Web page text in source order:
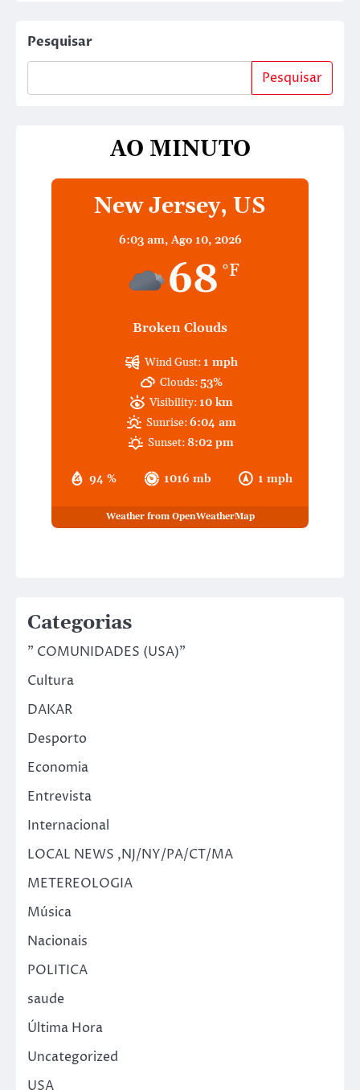
Pesquisar
Pesquisar
AO MINUTO
New Jersey, US
6:03 am, Ago 10, 2026
68 °F
Broken Clouds
94 % 1016 mb 1 mph
Wind Gust: 1 mph
Clouds:53%
Visibility: 10 km
Sunrise:6:04 am
Sunset:8:02 pm
Weather from OpenWeatherMap
Categorias
" COMUNIDADES (USA)"
Cultura
DAKAR
Desporto
Economia
Entrevista
Internacional
LOCAL NEWS ,NJ/NY/PA/CT/MA
METEREOLOGIA
Música
Nacionais
POLITICA
saude
Última Hora
Uncategorized
USA